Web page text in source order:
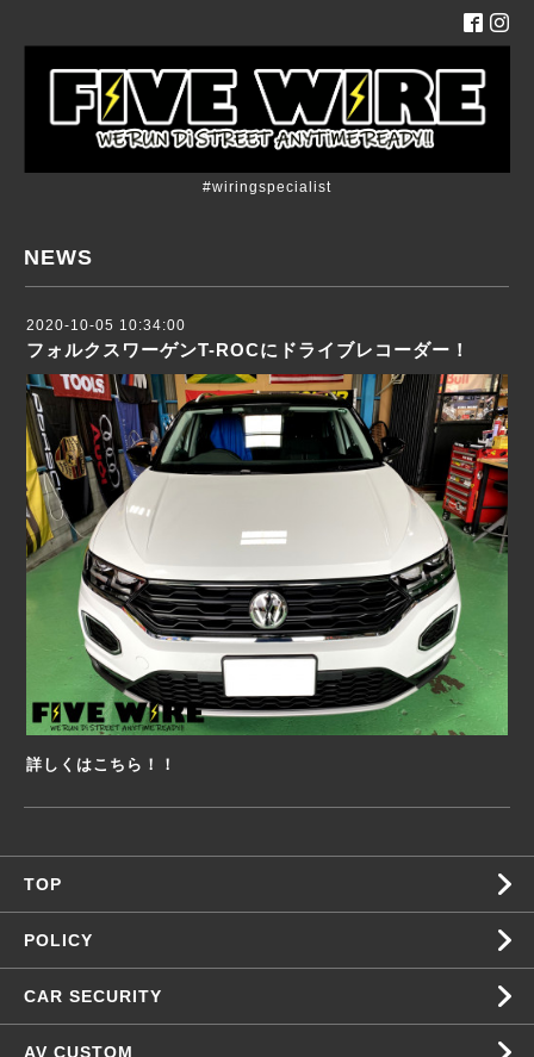
#wiringspecialist
NEWS
2020-10-05 10:34:00
フォルクスワーゲンT-ROCにドライブレコーダー！
詳しくはこちら！！
TOP
POLICY
CAR SECURITY
AV CUSTOM